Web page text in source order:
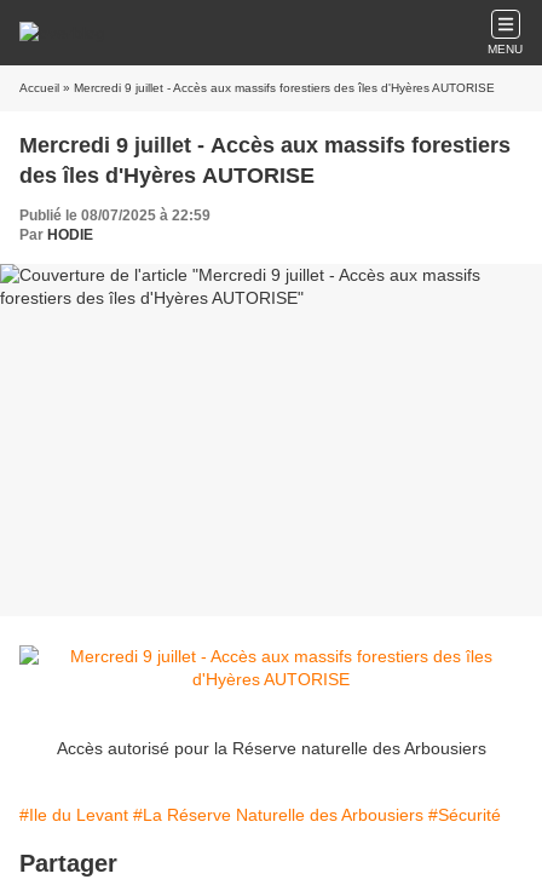
MENU
Accueil » Mercredi 9 juillet - Accès aux massifs forestiers des îles d'Hyères AUTORISE
Mercredi 9 juillet - Accès aux massifs forestiers
des îles d'Hyères AUTORISE
Publié le 08/07/2025 à 22:59
Par HODIE
Accès autorisé pour la Réserve naturelle des Arbousiers
#Ile du Levant #La Réserve Naturelle des Arbousiers #Sécurité
Partager